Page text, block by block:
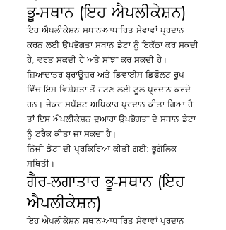
ਭੂ-ਸਥਾਨ (ਇਹ ਐਪਲੀਕੇਸ਼ਨ)
ਇਹ ਐਪਲੀਕੇਸ਼ਨ ਸਥਾਨ-ਆਧਾਰਿਤ ਸੇਵਾਵਾਂ ਪ੍ਰਦਾਨ
ਕਰਨ ਲਈ ਉਪਭੋਗਤਾ ਸਥਾਨ ਡੇਟਾ ਨੂੰ ਇਕੱਠਾ ਕਰ ਸਕਦੀ
ਹੈ, ਵਰਤ ਸਕਦੀ ਹੈ ਅਤੇ ਸਾਂਝਾ ਕਰ ਸਕਦੀ ਹੈ।
ਜ਼ਿਆਦਾਤਰ ਬ੍ਰਾਊਜ਼ਰ ਅਤੇ ਡਿਵਾਈਸ ਡਿਫੌਲਟ ਰੂਪ
ਵਿੱਚ ਇਸ ਵਿਸ਼ੇਸ਼ਤਾ ਤੋਂ ਹਟਣ ਲਈ ਟੂਲ ਪ੍ਰਦਾਨ ਕਰਦੇ
ਹਨ। ਜੇਕਰ ਸਪੱਸ਼ਟ ਅਧਿਕਾਰ ਪ੍ਰਦਾਨ ਕੀਤਾ ਗਿਆ ਹੈ,
ਤਾਂ ਇਸ ਐਪਲੀਕੇਸ਼ਨ ਦੁਆਰਾ ਉਪਭੋਗਤਾ ਦੇ ਸਥਾਨ ਡੇਟਾ
ਨੂੰ ਟਰੈਕ ਕੀਤਾ ਜਾ ਸਕਦਾ ਹੈ।
ਨਿੱਜੀ ਡੇਟਾ ਦੀ ਪ੍ਰਕਿਰਿਆ ਕੀਤੀ ਗਈ: ਭੂਗੋਲਿਕ
ਸਥਿਤੀ।
ਗੈਰ-ਲਗਾਤਾਰ ਭੂ-ਸਥਾਨ (ਇਹ
ਐਪਲੀਕੇਸ਼ਨ)
ਇਹ ਐਪਲੀਕੇਸ਼ਨ ਸਥਾਨ-ਆਧਾਰਿਤ ਸੇਵਾਵਾਂ ਪ੍ਰਦਾਨ